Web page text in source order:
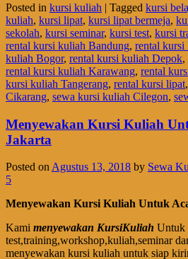
Posted in kursi kuliah | Tagged kursi
kuliah, kursi lipat, kursi lipat bermeja,
sekolah, kursi seminar, kursi test, kursi
rental kursi kuliah Bandung, rental kursi
kuliah Bogor, rental kursi kuliah Depok,
rental kursi kuliah Karawang, rental
kursi kuliah Tangerang, rental kursi lipat,
Cikarang, sewa kursi kuliah Cilegon,
Menyewakan Kursi Kuliah
Jakarta
Posted on Agustus 13, 2018 by Sewa
5
Menyewakan Kursi Kuliah Untuk
Kami menyewakan KursiKuliah Untuk
test,training,workshop,kuliah,seminar
menyewakan kursi kuliah untuk siap